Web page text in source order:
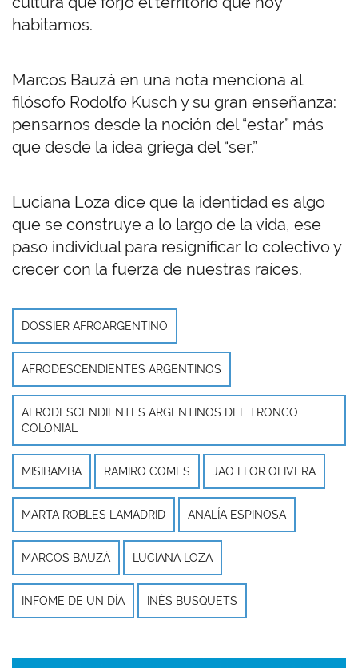
habitamos.
Marcos Bauzá en una nota menciona al
filósofo Rodolfo Kusch y su gran enseñanza:
pensarnos desde la noción del “estar” más
que desde la idea griega del “ser.”
Luciana Loza dice que la identidad es algo
que se construye a lo largo de la vida, ese
paso individual para resignificar lo colectivo y
crecer con la fuerza de nuestras raíces.
DOSSIER AFROARGENTINO
AFRODESCENDIENTES ARGENTINOS
AFRODESCENDIENTES ARGENTINOS DEL TRONCO
COLONIAL
MISIBAMBA RAMIRO COMES JAO FLOR OLIVERA
MARTA ROBLES LAMADRID ANALÍA ESPINOSA
MARCOS BAUZÁ LUCIANA LOZA
INFOME DE UN DÍA INÉS BUSQUETS